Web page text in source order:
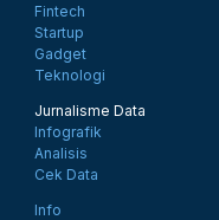
Fintech
Startup
Gadget
Teknologi
Jurnalisme Data
Infografik
Analisis
Cek Data
Info